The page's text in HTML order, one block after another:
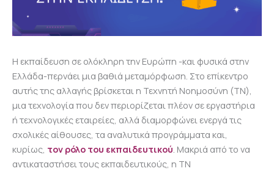
Η εκπαίδευση σε ολόκληρη την Ευρώπη -και φυσικά στην
Ελλάδα-περνάει μια βαθιά μεταμόρφωση. Στο επίκεντρο
αυτής της αλλαγής βρίσκεται η Τεχνητή Νοημοσύνη (ΤΝ),
μια τεχνολογία που δεν περιορίζεται πλέον σε εργαστήρια
ή τεχνολογικές εταιρείες, αλλά διαμορφώνει ενεργά τις
σχολικές αίθουσες, τα αναλυτικά προγράμματα και,
κυρίως, τον ρόλο του εκπαιδευτικού . Μακριά από το να
αντικαταστήσει τους εκπαιδευτικούς, η ΤΝ